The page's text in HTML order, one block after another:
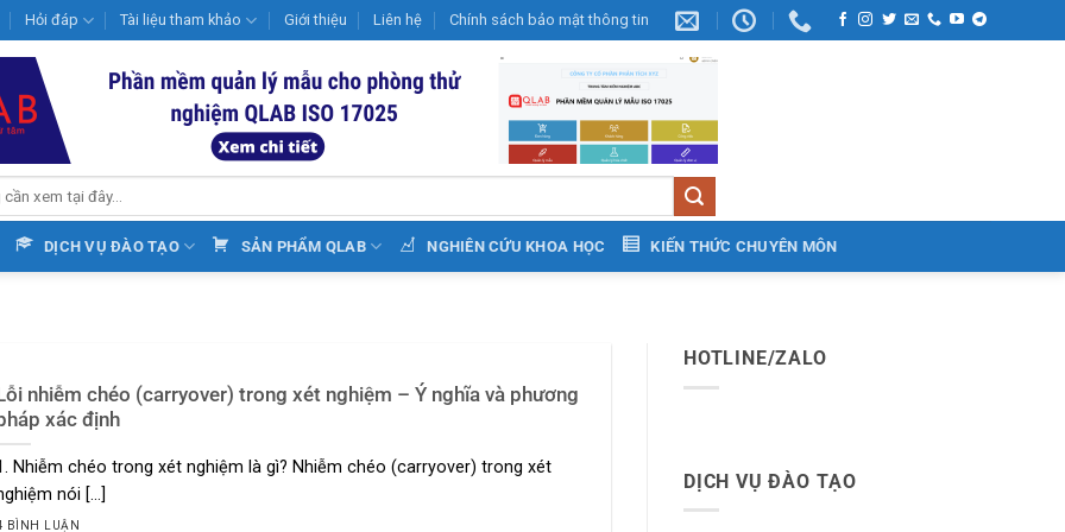
Hỏi đáp Tài liệu tham khảo Giới thiệu Liên hệ Chính sách bảo mật thông tin
DỊCH VỤ ĐÀO TẠO SẢN PHẨM QLAB NGHIÊN CỨU KHOA HỌC KIẾN THỨC CHUYÊN MÔN
Lỗi nhiễm chéo (carryover) trong xét nghiệm – Ý nghĩa và phương
xác định
Nhiễm chéo trong xét nghiệm là gì? Nhiễm chéo (carryover) trong xét
nói [...]
BÌNH LUẬN
HOTLINE/ZALO
DỊCH VỤ ĐÀO TẠO